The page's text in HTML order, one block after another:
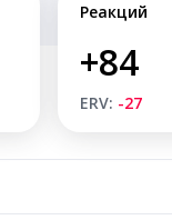
Реакций
+84
ERV: -27